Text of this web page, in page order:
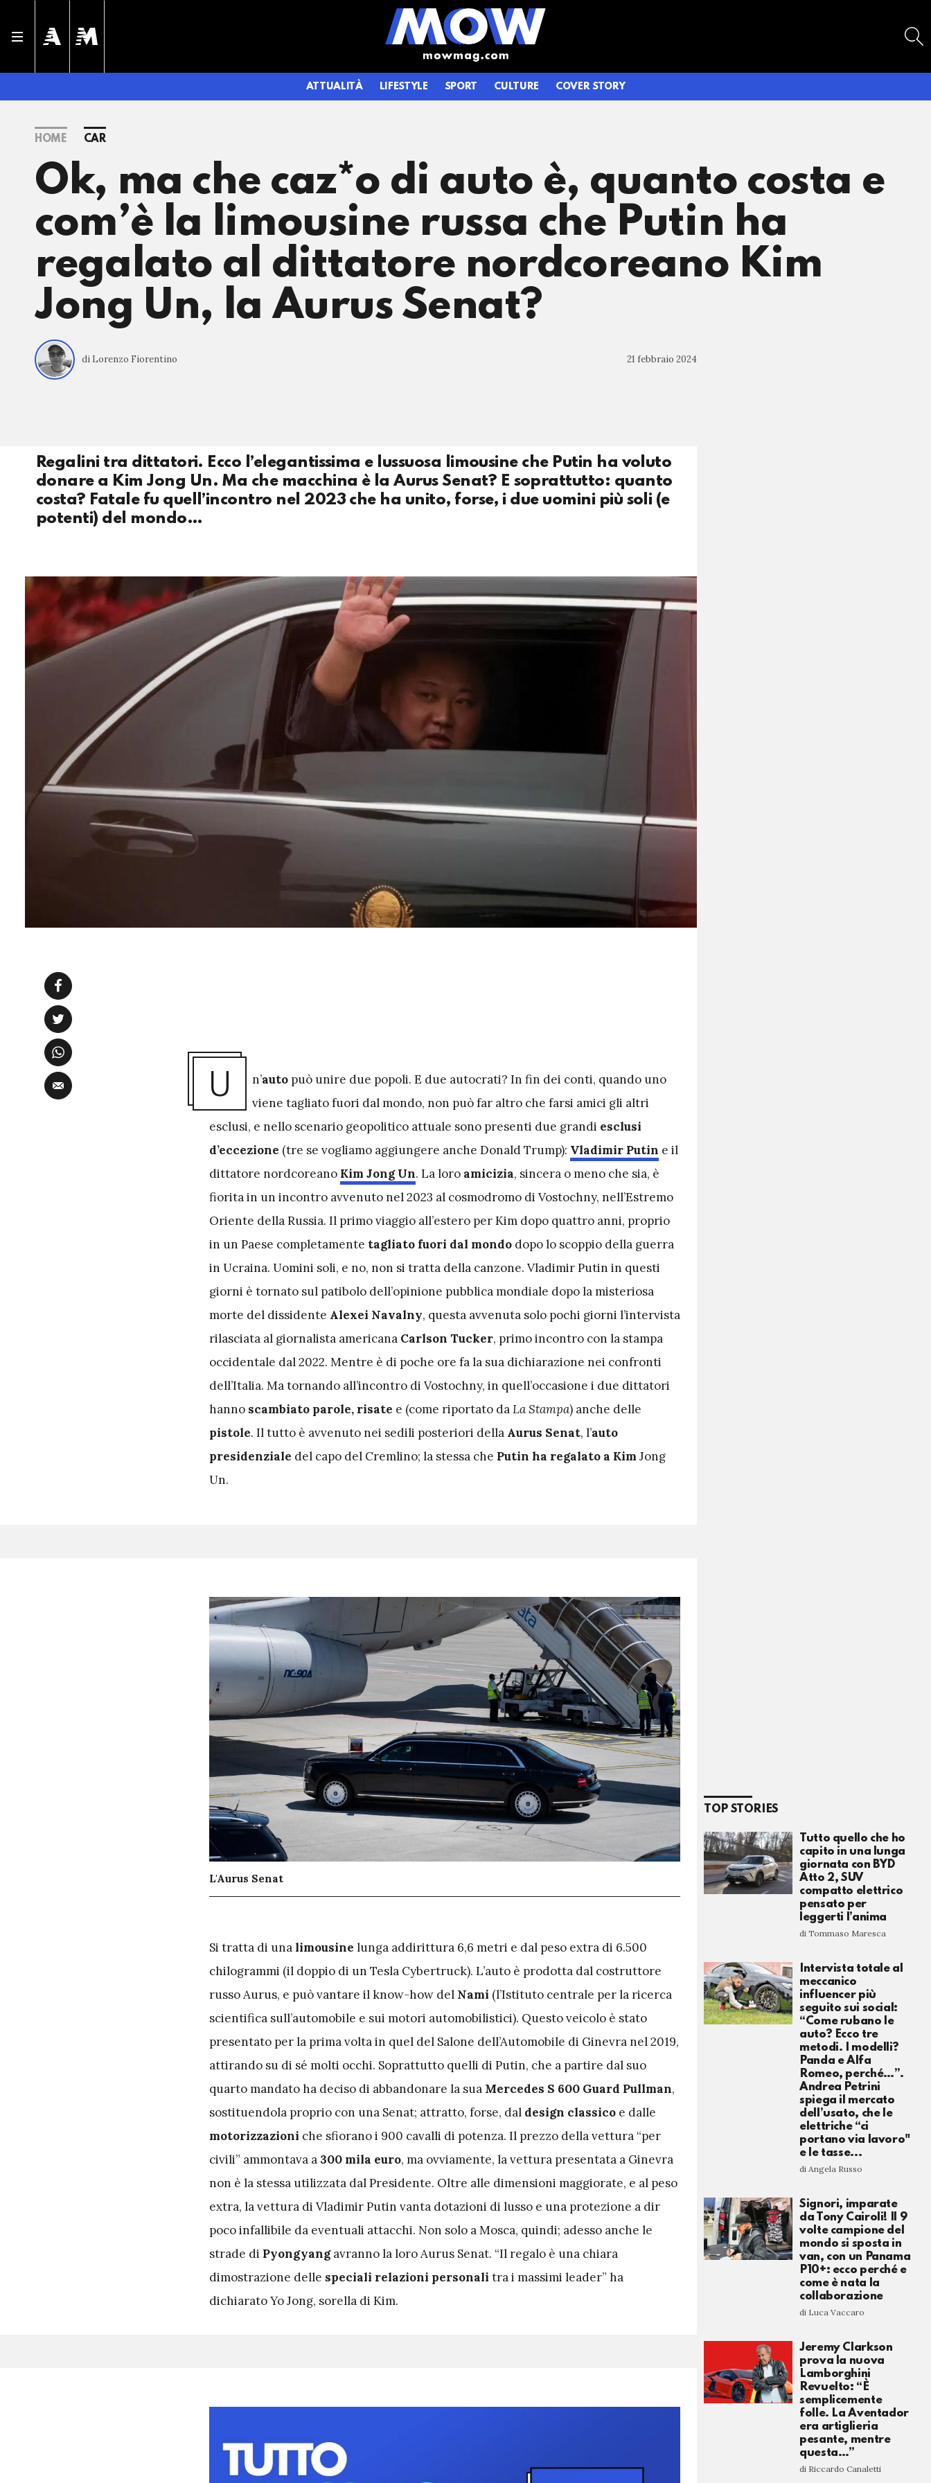
ATTUALITÀ LIFESTYLE SPORT CULTURE COVER STORY
HOME CAR
Ok, ma che caz*o di auto è, quanto costa e
com’è la limousine russa che Putin ha
regalato al dittatore nordcoreano Kim
Jong Un, la Aurus Senat?
di Lorenzo Fiorentino 21 febbraio 2024
Regalini tra dittatori. Ecco l’elegantissima e lussuosa limousine che Putin ha voluto
donare a Kim Jong Un. Ma che macchina è la Aurus Senat? E soprattutto: quanto
costa? Fatale fu quell’incontro nel 2023 che ha unito, forse, i due uomini più soli (e
potenti) del mondo…
U n’auto può unire due popoli. E due autocrati? In fin dei conti, quando uno
viene tagliato fuori dal mondo, non può far altro che farsi amici gli altri
esclusi, e nello scenario geopolitico attuale sono presenti due grandi esclusi
d’eccezione (tre se vogliamo aggiungere anche Donald Trump): Vladimir Putin e il
dittatore nordcoreano Kim Jong Un. La loro amicizia, sincera o meno che sia, è
fiorita in un incontro avvenuto nel 2023 al cosmodromo di Vostochny, nell’Estremo
Oriente della Russia. Il primo viaggio all’estero per Kim dopo quattro anni, proprio
in un Paese completamente tagliato fuori dal mondo dopo lo scoppio della guerra
in Ucraina. Uomini soli, e no, non si tratta della canzone. Vladimir Putin in questi
giorni è tornato sul patibolo dell’opinione pubblica mondiale dopo la misteriosa
morte del dissidente Alexei Navalny, questa avvenuta solo pochi giorni l’intervista
rilasciata al giornalista americana Carlson Tucker, primo incontro con la stampa
occidentale dal 2022. Mentre è di poche ore fa la sua dichiarazione nei confronti
dell’Italia. Ma tornando all’incontro di Vostochny, in quell’occasione i due dittatori
hanno scambiato parole, risate e (come riportato daLa Stampa) anche delle
pistole. Il tutto è avvenuto nei sedili posteriori della Aurus Senat, l’auto
presidenziale del capo del Cremlino; la stessa che Putin ha regalato a Kim Jong
Un.
L'Aurus Senat
Si tratta di unalimousine lunga addirittura 6,6 metri e dal peso extra di 6.500
chilogrammi (il doppio di un Tesla Cybertruck). L’auto è prodotta dal costruttore
russo Aurus, e può vantare il know-how del Nami (l’Istituto centrale per la ricerca
scientifica sull’automobile e sui motori automobilistici). Questo veicolo è stato
presentato per la prima volta in quel del Salone dell’Automobile di Ginevra nel 2019,
attirando su di sé molti occhi. Soprattutto quelli di Putin, che a partire dal suo
quarto mandato ha deciso di abbandonare la sua Mercedes S 600 Guard Pullman,
sostituendola proprio con una Senat; attratto, forse, dal design classico e dalle
motorizzazioni che sfiorano i 900 cavalli di potenza. Il prezzo della vettura “per
civili” ammontava a 300 mila euro, ma ovviamente, la vettura presentata a Ginevra
non è la stessa utilizzata dal Presidente. Oltre alle dimensioni maggiorate, e al peso
extra, la vettura di Vladimir Putin vanta dotazioni di lusso e una protezione a dir
poco infallibile da eventuali attacchi. Non solo a Mosca, quindi; adesso anche le
strade di Pyongyangavranno la loro Aurus Senat. “Il regalo è una chiara
dimostrazione delle speciali relazioni personali tra i massimi leader” ha
dichiarato Yo Jong, sorella di Kim.
TOP STORIES
Tutto quello che ho
capito in una lunga
giornata con BYD
Atto 2, SUV
compatto elettrico
pensato per
leggerti l’anima
di Tommaso Maresca
Intervista totale al
meccanico
influencer più
seguito sui social:
“Come rubano le
auto? Ecco tre
metodi. I modelli?
Panda e Alfa
Romeo, perché…”.
Andrea Petrini
spiega il mercato
dell’usato, che le
elettriche “ci
portano via lavoro"
e le tasse...
di Angela Russo
Signori, imparate
da Tony Cairoli! Il 9
volte campione del
mondo si sposta in
van, con un Panama
P10+: ecco perché e
come è nata la
collaborazione
di Luca Vaccaro
Jeremy Clarkson
prova la nuova
Lamborghini
Revuelto: “È
semplicemente
folle. La Aventador
era artiglieria
pesante, mentre
questa…”
di Riccardo Canaletti